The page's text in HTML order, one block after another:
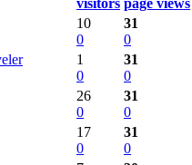
10
0
31
0
1
0
31
0
26
0
31
0
17
0
31
0